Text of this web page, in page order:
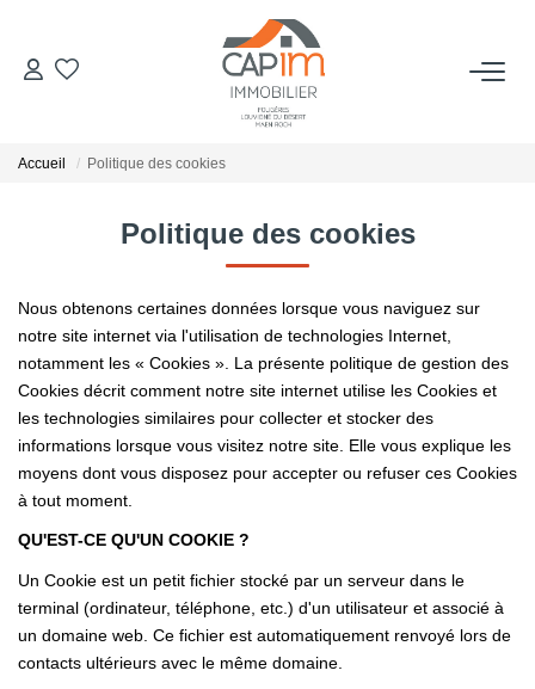
VENTES
NOTRE AGENCE
Qui Sommes Nous
Notre Équipe
Nous Rejoindre
Nos Actualités
Accueil Politique des cookies
Politique des cookies
Nous obtenons certaines données lorsque vous naviguez sur
notre site internet via l'utilisation de technologies Internet,
notamment les « Cookies ». La présente politique de gestion des
Cookies décrit comment notre site internet utilise les Cookies et
les technologies similaires pour collecter et stocker des
informations lorsque vous visitez notre site. Elle vous explique les
moyens dont vous disposez pour accepter ou refuser ces Cookies
à tout moment.
QU'EST-CE QU'UN COOKIE ?
Un Cookie est un petit fichier stocké par un serveur dans le
terminal (ordinateur, téléphone, etc.) d'un utilisateur et associé à
un domaine web. Ce fichier est automatiquement renvoyé lors de
contacts ultérieurs avec le même domaine.